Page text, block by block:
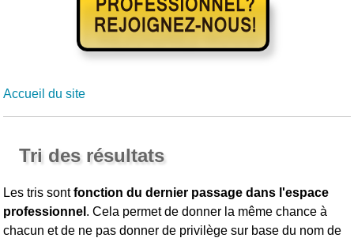
Accueil du site
Tri des résultats
Les tris sontfonction du dernier passage dans l'espace
professionnel . Cela permet de donner la même chance à
chacun et de ne pas donner de privilège sur base du nom de